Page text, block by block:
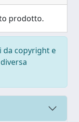
prodotto.
da copyright e